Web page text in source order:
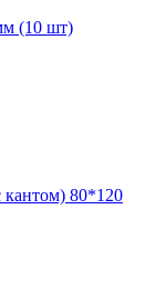
(10 шт)
кантом) 80*120